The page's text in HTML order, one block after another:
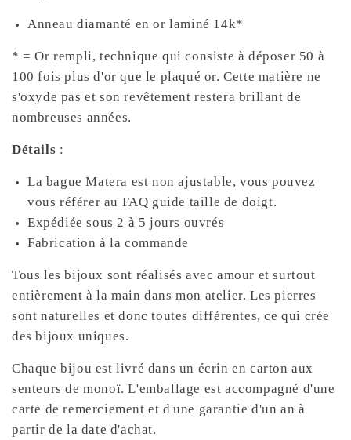
Anneau diamanté en or laminé 14k*
* = Or rempli, technique qui consiste à déposer 50 à
100 fois plus d'or que le plaqué or. Cette matière ne
s'oxyde pas et son revêtement restera brillant de
nombreuses années.
Détails :
La bague Matera est non ajustable, vous pouvez
vous référer au FAQ guide taille de doigt.
Expédiée sous 2 à 5 jours ouvrés
Fabrication à la commande
Tous les bijoux sont réalisés avec amour et surtout
entièrement à la main dans mon atelier. Les pierres
sont naturelles et donc toutes différentes, ce qui crée
des bijoux uniques.
Chaque bijou est livré dans un écrin en carton aux
senteurs de monoï. L'emballage est accompagné d'une
carte de remerciement et d'une garantie d'un an à
partir de la date d'achat.